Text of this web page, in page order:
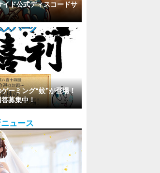
ド公式ディスコードサ
ーミング“蚊”が登場！
募集中！
ュース